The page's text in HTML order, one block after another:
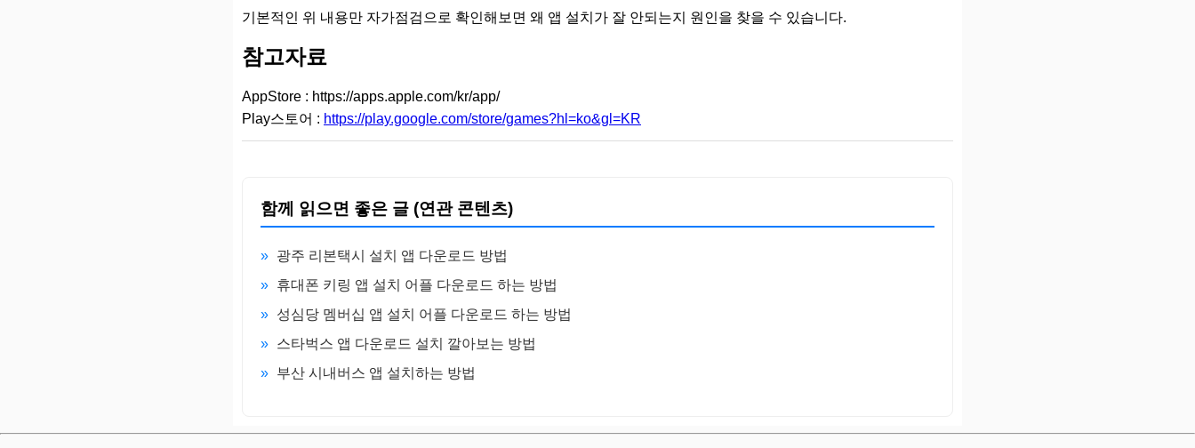
기본적인 위 내용만 자가점검으로 확인해보면 왜 앱 설치가 잘 안되는지 원인을 찾을 수 있습니다.
참고자료
AppStore : https://apps.apple.com/kr/app/
Play스토어 : https://play.google.com/store/games?hl=ko&gl=KR
함께 읽으면 좋은 글 (연관 콘텐츠)
» 광주 리본택시 설치 앱 다운로드 방법
» 휴대폰 키링 앱 설치 어플 다운로드 하는 방법
» 성심당 멤버십 앱 설치 어플 다운로드 하는 방법
» 스타벅스 앱 다운로드 설치 깔아보는 방법
» 부산 시내버스 앱 설치하는 방법